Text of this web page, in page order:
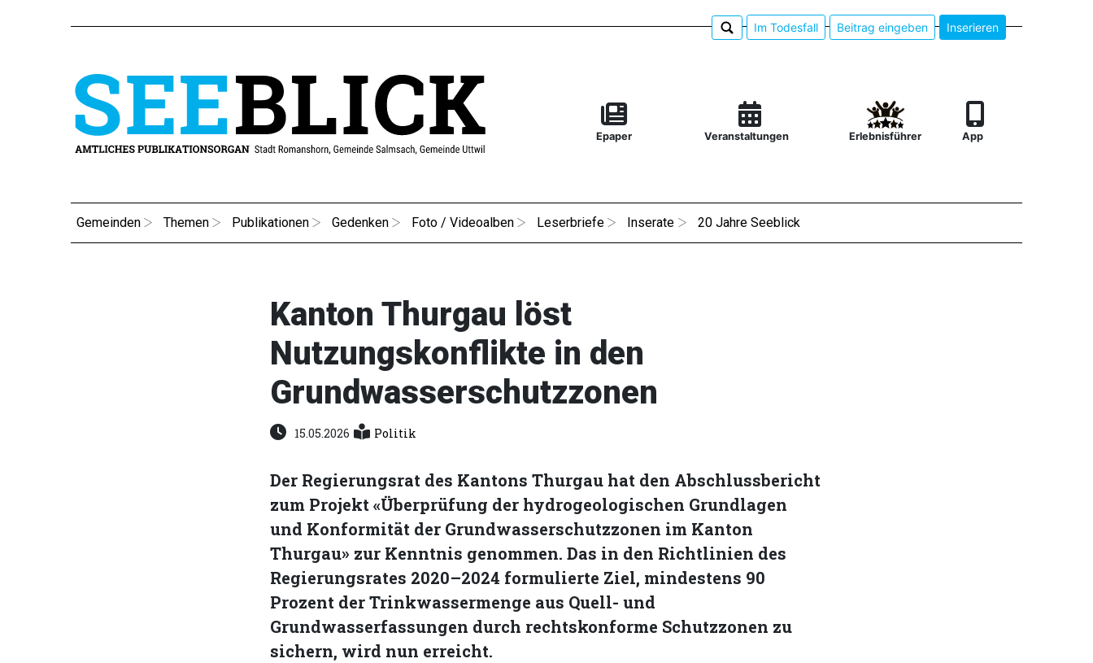
Im Todesfall Beitrag eingeben Inserieren
Epaper Veranstaltungen Erlebnisführer App
Gemeinden Themen Publikationen Gedenken Foto / Videoalben Leserbriefe Inserate 20 Jahre Seeblick
Kanton Thurgau löst
Nutzungskonflikte in den
Grundwasserschutzzonen
15.05.2026 Politik
Der Regierungsrat des Kantons Thurgau hat den Abschlussbericht
zum Projekt «Überprüfung der hydrogeologischen Grundlagen
und Konformität der Grundwasserschutzzonen im Kanton
Thurgau» zur Kenntnis genommen. Das in den Richtlinien des
Regierungsrates 2020–2024 formulierte Ziel, mindestens 90
Prozent der Trinkwassermenge aus Quell- und
Grundwasserfassungen durch rechtskonforme Schutzzonen zu
sichern, wird nun erreicht.